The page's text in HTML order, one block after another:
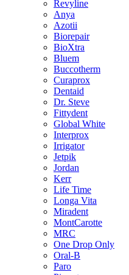
Revyline
Anya
Azotii
Biorepair
BioXtra
Bluem
Buccotherm
Curaprox
Dentaid
Dr. Steve
Fittydent
Global White
Interprox
Irrigator
Jetpik
Jordan
Kerr
Life Time
Longa Vita
Miradent
MontCarotte
MRC
One Drop Only
Oral-B
Paro